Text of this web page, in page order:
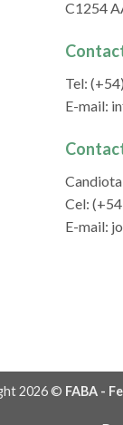
C1254
Tel:
E-mail:
Cel:
E-mail:
2026 © FABA -